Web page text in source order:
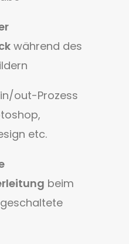
während des
out-Prozess
etc.
beim